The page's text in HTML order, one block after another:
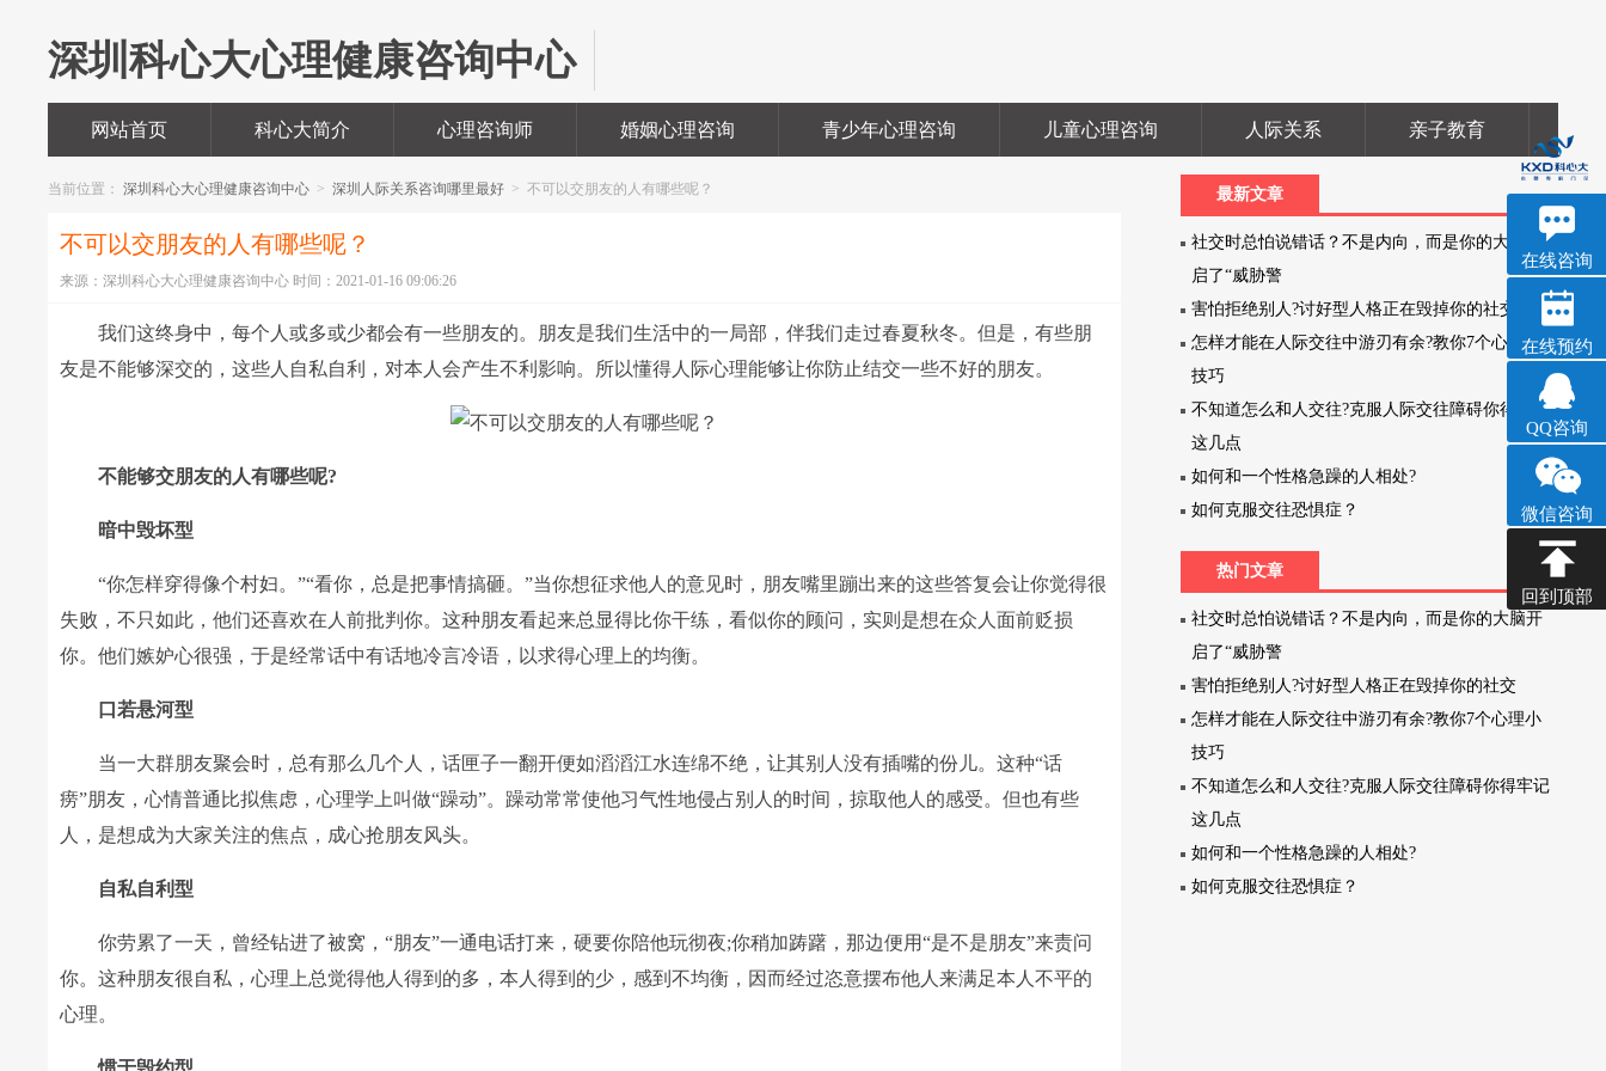
深圳科心大心理健康咨询中心
网站首页 科心大简介 心理咨询师 婚姻心理咨询 青少年心理咨询 儿童心理咨询 人际关系 亲子教育
当前位置：深圳科心大心理健康咨询中心 >深圳人际关系咨询哪里最好 > 不可以交朋友的人有哪些呢？
不可以交朋友的人有哪些呢？
来源：深圳科心大心理健康咨询中心 时间：2021-01-16 09:06:26
我们这终身中，每个人或多或少都会有一些朋友的。朋友是我们生活中的一局部，伴我们走过春夏秋冬。但是，有些朋
友是不能够深交的，这些人自私自利，对本人会产生不利影响。所以懂得人际心理能够让你防止结交一些不好的朋友。
不能够交朋友的人有哪些呢?
暗中毁坏型
“你怎样穿得像个村妇。”“看你，总是把事情搞砸。”当你想征求他人的意见时，朋友嘴里蹦出来的这些答复会让你觉得很
失败，不只如此，他们还喜欢在人前批判你。这种朋友看起来总显得比你干练，看似你的顾问，实则是想在众人面前贬损
你。他们嫉妒心很强，于是经常话中有话地冷言冷语，以求得心理上的均衡。
口若悬河型
当一大群朋友聚会时，总有那么几个人，话匣子一翻开便如滔滔江水连绵不绝，让其别人没有插嘴的份儿。这种“话
痨”朋友，心情普通比拟焦虑，心理学上叫做“躁动”。躁动常常使他习气性地侵占别人的时间，掠取他人的感受。但也有些
人，是想成为大家关注的焦点，成心抢朋友风头。
自私自利型
你劳累了一天，曾经钻进了被窝，“朋友”一通电话打来，硬要你陪他玩彻夜;你稍加踌躇，那边便用“是不是朋友”来责问
你。这种朋友很自私，心理上总觉得他人得到的多，本人得到的少，感到不均衡，因而经过恣意摆布他人来满足本人不平的
心理。
最新文章
社交时总怕说错话？不是内向，而是你的大脑开
启了“威胁警
害怕拒绝别人?讨好型人格正在毁掉你的社交
怎样才能在人际交往中游刃有余?教你7个心理小
技巧
不知道怎么和人交往?克服人际交往障碍你得牢记
这几点
如何和一个性格急躁的人相处?
如何克服交往恐惧症？
热门文章
社交时总怕说错话？不是内向，而是你的大脑开
启了“威胁警
害怕拒绝别人?讨好型人格正在毁掉你的社交
怎样才能在人际交往中游刃有余?教你7个心理小
技巧
不知道怎么和人交往?克服人际交往障碍你得牢记
这几点
如何和一个性格急躁的人相处?
如何克服交往恐惧症？
深科
心理咨询
在线咨询
在线预约
QQ咨询
微信咨询
回到顶部